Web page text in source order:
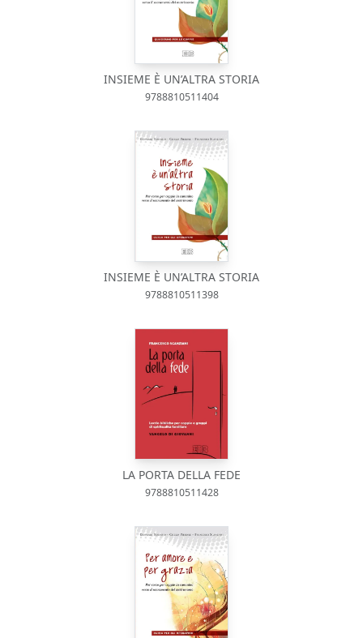
INSIEME È UN’ALTRA STORIA
9788810511404
INSIEME È UN’ALTRA STORIA
9788810511398
LA PORTA DELLA FEDE
9788810511428